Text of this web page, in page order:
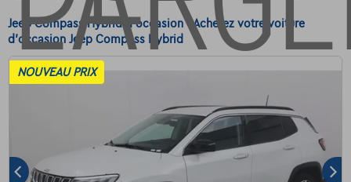
Jeep Compass Hybrid d'occasion - Achetez votre voiture
d'occasion Jeep Compass Hybrid
NOUVEAU PRIX